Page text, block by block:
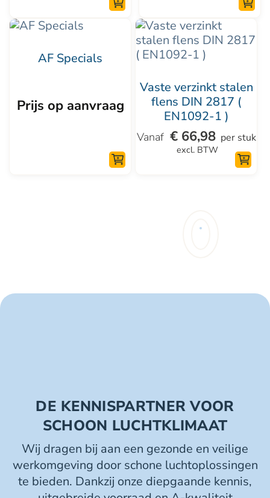
op
productpagina
op
de
productpagina
AF Specials
Prijs op aanvraag
Vaste verzinkt stalen
flens DIN 2817 (
EN1092-1 )
€66,98 per stuk
excl. BTW
Dit
product
heeft
meerdere
variaties.
optie
DE KENNISPARTNER VOOR
SCHOON LUCHTKLIMAAT
Wij dragen bij aan een gezonde en veilige
werkomgeving door schone luchtoplossingen
te bieden. Dankzij onze diepgaande kennis,